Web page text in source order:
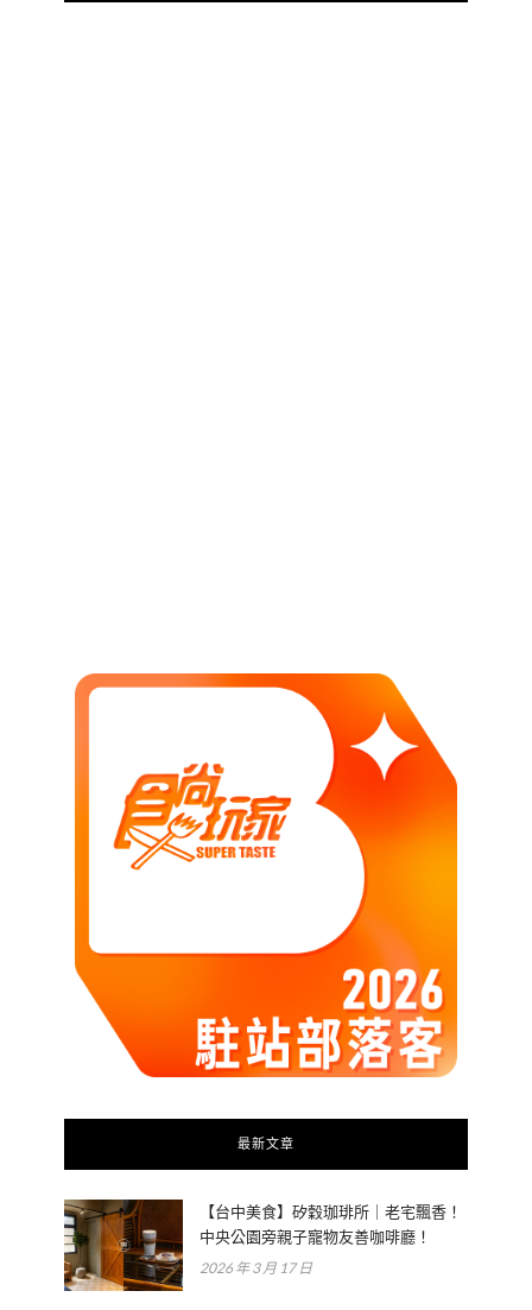
最新文章
【台中美食】矽穀珈琲所｜老宅飄香！
中央公園旁親子寵物友善咖啡廳！
2026 年 3 月 17 日